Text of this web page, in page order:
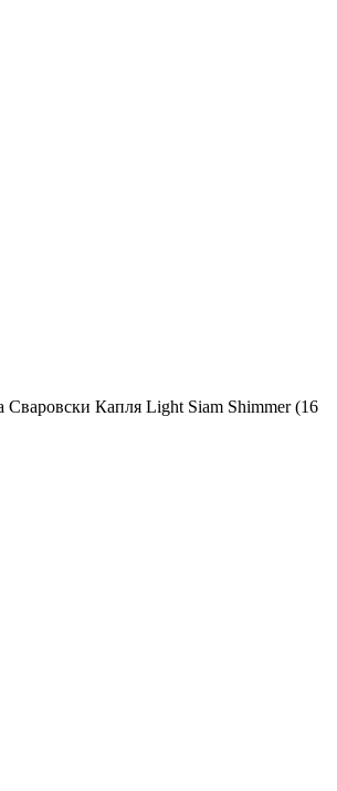
Сваровски Капля Light Siam Shimmer (16